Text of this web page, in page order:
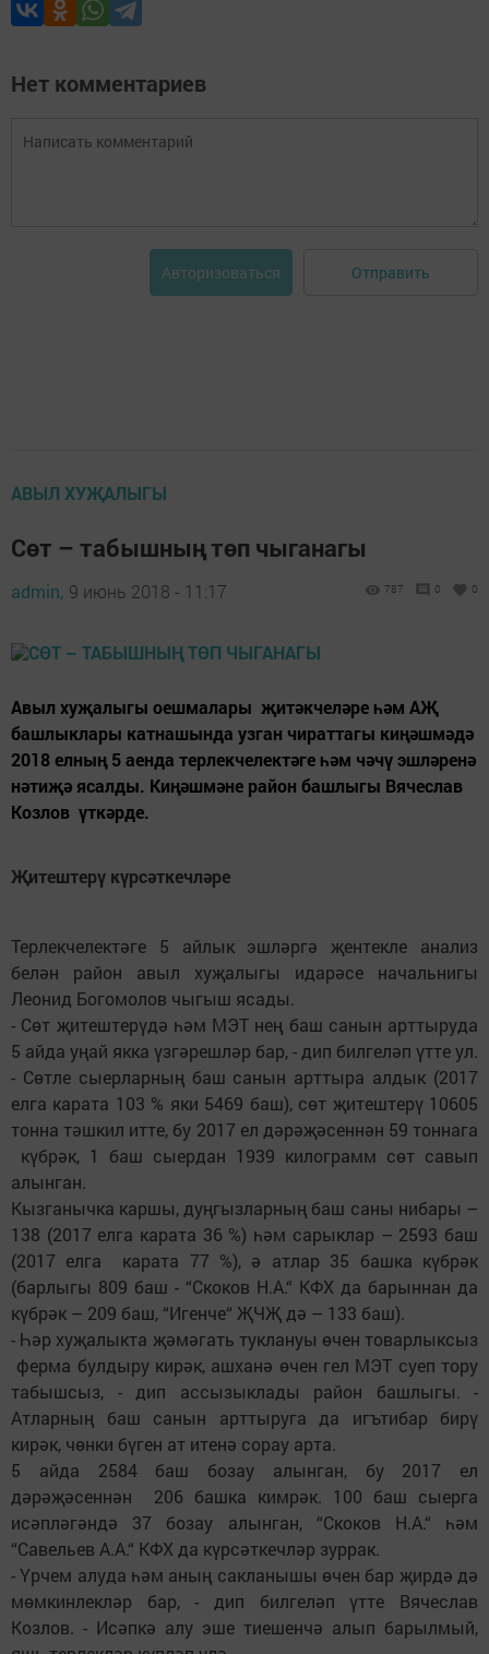
Нет комментариев
Авторизоваться Отправить
АВЫЛ ХУҖАЛЫГЫ
Сөт – табышның төп чыганагы
admin, 9 июнь 2018 - 11:17 787 0 0
Авыл хуҗалыгы оешмалары җитәкчеләре һәм АҖ
башлыклары катнашында узган чираттагы киңәшмәдә
2018 елның 5 аенда терлекчелектәге һәм чәчү эшләренә
нәтиҗә ясалды. Киңәшмәне район башлыгы Вячеслав
Козлов үткәрде.
Җитештерү күрсәткечләре
Терлекчелектәге 5 айлык эшләргә җентекле анализ
белән район авыл хуҗалыгы идарәсе начальнигы
Леонид Богомолов чыгыш ясады.
- Сөт җитештерүдә һәм МЭТ нең баш санын арттыруда
5 айда уңай якка үзгәрешләр бар, - дип билгеләп үтте ул.
- Сөтле сыерларның баш санын арттыра алдык (2017
елга карата 103 % яки 5469 баш), сөт җитештерү 10605
тонна тәшкил итте, бу 2017 ел дәрәҗәсеннән 59 тоннага
күбрәк, 1 баш сыердан 1939 килограмм сөт савып
алынган.
Кызганычка каршы, дуңгызларның баш саны нибары –
138 (2017 елга карата 36 %) һәм сарыклар – 2593 баш
(2017 елга карата 77 %), ә атлар 35 башка күбрәк
(барлыгы 809 баш - “Скоков Н.А.“ КФХ да барыннан да
күбрәк – 209 баш, “Игенче“ ҖЧҖ дә – 133 баш).
- Һәр хуҗалыкта җәмәгать туклануы өчен товарлыксыз
ферма булдыру кирәк, ашханә өчен гел МЭТ суеп тору
табышсыз, - дип ассызыклады район башлыгы. -
Атларның баш санын арттыруга да игътибар бирү
кирәк, чөнки бүген ат итенә сорау арта.
5 айда 2584 баш бозау алынган, бу 2017 ел
дәрәҗәсеннән 206 башка кимрәк. 100 баш сыерга
исәпләгәндә 37 бозау алынган, “Скоков Н.А.“ һәм
“Савельев А.А.“ КФХ да күрсәткечләр зуррак.
- Үрчем алуда һәм аның сакланышы өчен бар җирдә дә
мөмкинлекләр бар, - дип билгеләп үтте Вячеслав
Козлов. - Исәпкә алу эше тиешенчә алып барылмый,